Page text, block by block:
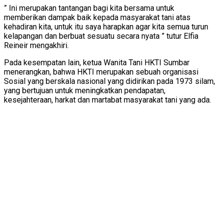
” Ini merupakan tantangan bagi kita bersama untuk
memberikan dampak baik kepada masyarakat tani atas
kehadiran kita, untuk itu saya harapkan agar kita semua turun
kelapangan dan berbuat sesuatu secara nyata ” tutur Elfia
Reineir mengakhiri.
Pada kesempatan lain, ketua Wanita Tani HKTI Sumbar
menerangkan, bahwa HKTI merupakan sebuah organisasi
Sosial yang berskala nasional yang didirikan pada 1973 silam,
yang bertujuan untuk meningkatkan pendapatan,
kesejahteraan, harkat dan martabat masyarakat tani yang ada.